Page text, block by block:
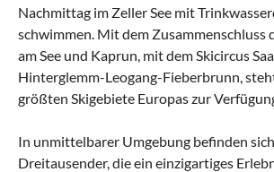
Nachmittag im Zeller See mit
schwimmen. Mit dem Zusammenschluss
am See und Kaprun, mit dem Skicircus
Hinterglemm-Leogang-Fieberbrunn,
größten Skigebiete Europas zur
In unmittelbarer Umgebung befinden
Dreitausender, die ein einzigartiges